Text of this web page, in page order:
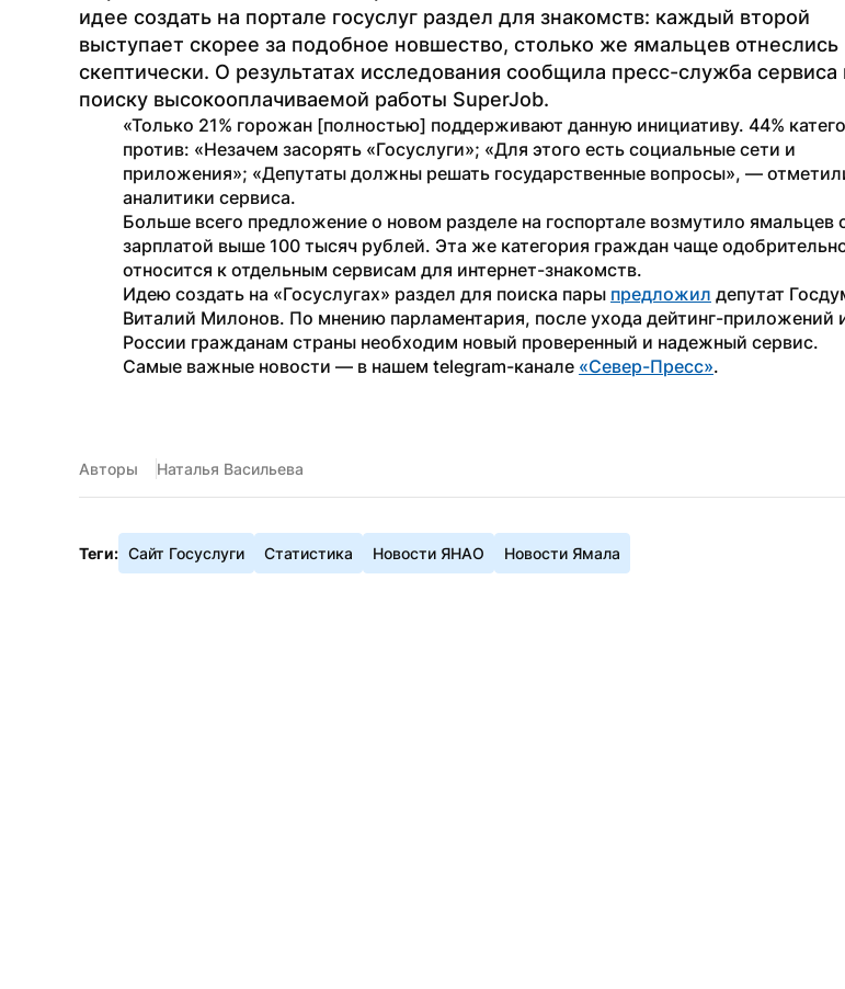
идее создать на портале госуслуг раздел для знакомств: каждый второй
выступает скорее за подобное новшество, столько же ямальцев отнеслись
скептически. О результатах исследования сообщила пресс-служба сервиса
поиску высокооплачиваемой работы SuperJob.
«Только 21% горожан [полностью] поддерживают данную инициативу. 44%
против: «Незачем засорять «Госуслуги»; «Для этого есть социальные сети и
приложения»; «Депутаты должны решать государственные вопросы», —
аналитики сервиса.
Больше всего предложение о новом разделе на госпортале возмутило ямальцев
зарплатой выше 100 тысяч рублей. Эта же категория граждан чаще
относится к отдельным сервисам для интернет-знакомств.
Идею создать на «Госуслугах» раздел для поиска пары предложил депутат
Виталий Милонов. По мнению парламентария, после ухода дейтинг-приложений
России гражданам страны необходим новый проверенный и надежный сервис.
Самые важные новости — в нашем telegram-канале «Север-Пресс».
Авторы Наталья Васильева
Теги: Сайт Госуслуги Статистика Новости ЯНАО Новости Ямала